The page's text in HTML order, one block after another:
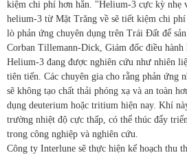
kiệm chi phí hơn hẳn. "Helium-3 cực kỳ nhẹ
helium-3 từ Mặt Trăng về sẽ tiết kiệm chi
lò phản ứng chuyên dụng trên Trái Đất để
Corban Tillemann-Dick, Giám đốc điều hành
Helium-3 đang được nghiên cứu như nhiên
tiên tiến. Các chuyên gia cho rằng phản ứng
sẽ không tạo chất thải phóng xạ và an toàn
dụng deuterium hoặc tritium hiện nay. Khí
trường nhiệt độ cực thấp, có thể thúc đẩy
trong công nghiệp và nghiên cứu.
Công ty Interlune sẽ thực hiện kế hoạch thu